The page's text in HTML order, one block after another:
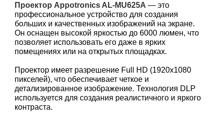
Проектор Appotronics AL-MU625A — это
профессиональное устройство для создания
больших и качественных изображений на экране.
Он оснащен высокой яркостью до 6000 люмен, что
позволяет использовать его даже в ярких
помещениях или на открытых площадках.
Проектор имеет разрешение Full HD (1920х1080
пикселей), что обеспечивает четкое и
детализированное изображение. Технология DLP
используется для создания реалистичного и яркого
контраста.